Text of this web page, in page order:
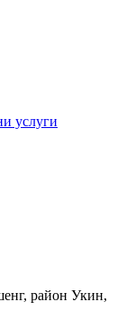
услуги
район Укин,